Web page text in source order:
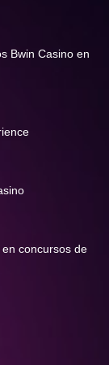
Bwin Casino en
concursos de